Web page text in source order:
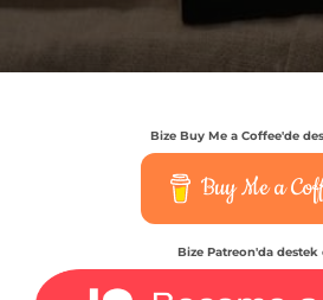
Bize Buy Me a Coffee'de
Buy Me a
Bize Patreon'da destek